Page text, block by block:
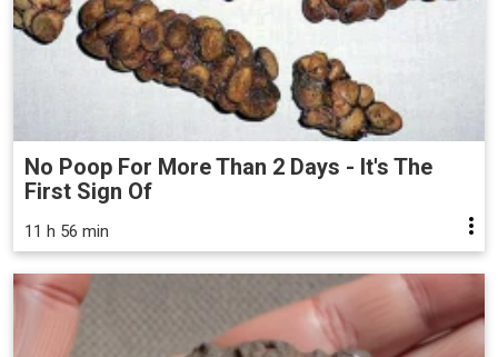
No Poop For More Than 2 Days - It's The
First Sign Of
11 h 56 min